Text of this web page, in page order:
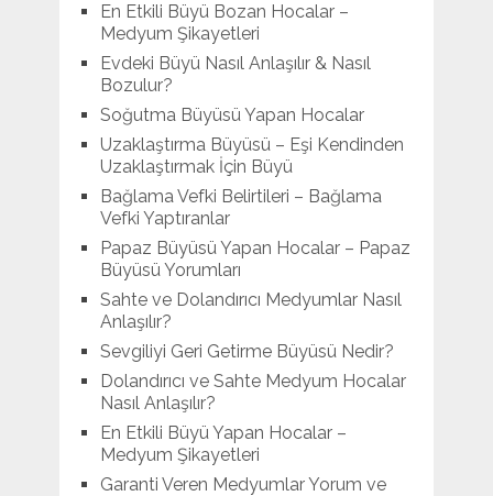
En Etkili Büyü Bozan Hocalar –
Medyum Şikayetleri
Evdeki Büyü Nasıl Anlaşılır & Nasıl
Bozulur?
Soğutma Büyüsü Yapan Hocalar
Uzaklaştırma Büyüsü – Eşi Kendinden
Uzaklaştırmak İçin Büyü
Bağlama Vefki Belirtileri – Bağlama
Vefki Yaptıranlar
Papaz Büyüsü Yapan Hocalar – Papaz
Büyüsü Yorumları
Sahte ve Dolandırıcı Medyumlar Nasıl
Anlaşılır?
Sevgiliyi Geri Getirme Büyüsü Nedir?
Dolandırıcı ve Sahte Medyum Hocalar
Nasıl Anlaşılır?
En Etkili Büyü Yapan Hocalar –
Medyum Şikayetleri
Garanti Veren Medyumlar Yorum ve